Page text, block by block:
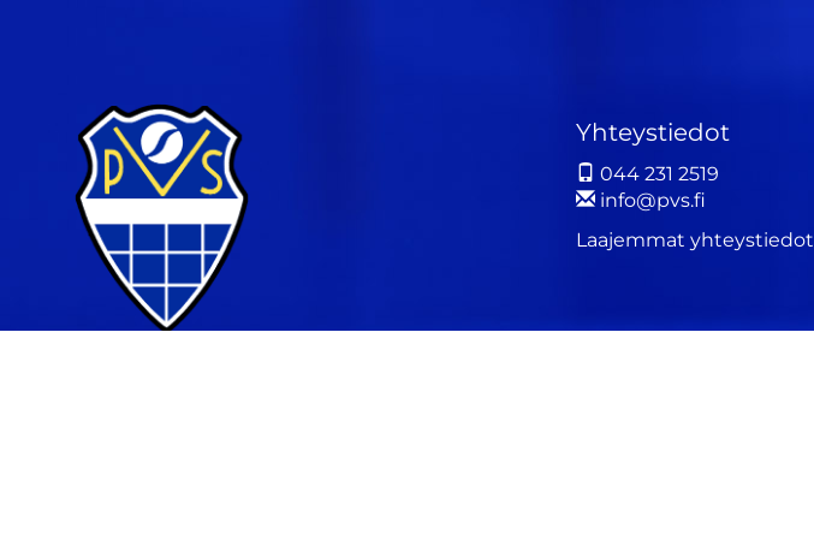
Yhteystiedot
044 231 2519
info@pvs.fi
Laajemmat yhteystiedot